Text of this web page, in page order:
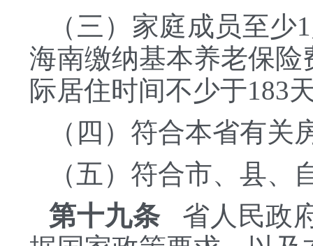
（三）家庭成员至少
海南缴纳基本养老保
际居住时间不少于183
（四）符合本省有
（五）符合市、县
第十九条 省人民政